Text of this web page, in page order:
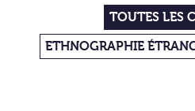
TOUTES LES
ETHNOGRAPHIE